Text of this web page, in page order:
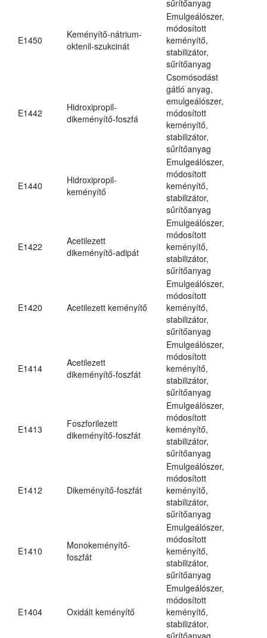
sűrítőanyag
E1450
Keményítő-nátrium-
oktenil-szukcinát
Emulgeálószer,
módosított
keményítő,
stabilizátor,
sűrítőanyag
E1442
Hidroxipropil-
dikeményítő-foszfá
Csomósodást
gátló anyag,
emulgeálószer,
módosított
keményítő,
stabilizátor,
sűrítőanyag
E1440
Hidroxipropil-
keményítő
Emulgeálószer,
módosított
keményítő,
stabilizátor,
sűrítőanyag
E1422
Acetilezett
dikeményítő-adipát
Emulgeálószer,
módosított
keményítő,
stabilizátor,
sűrítőanyag
E1420 Acetilezett keményítő
Emulgeálószer,
módosított
keményítő,
stabilizátor,
sűrítőanyag
E1414
Acetilezett
dikeményítő-foszfát
Emulgeálószer,
módosított
keményítő,
stabilizátor,
sűrítőanyag
E1413
Foszforilezett
dikeményítő-foszfát
Emulgeálószer,
módosított
keményítő,
stabilizátor,
sűrítőanyag
E1412 Dikeményítő-foszfát
Emulgeálószer,
módosított
keményítő,
stabilizátor,
sűrítőanyag
E1410
Monokeményítő-
foszfát
Emulgeálószer,
módosított
keményítő,
stabilizátor,
sűrítőanyag
E1404 Oxidált keményítő
Emulgeálószer,
módosított
keményítő,
stabilizátor,
sűrítőanyag